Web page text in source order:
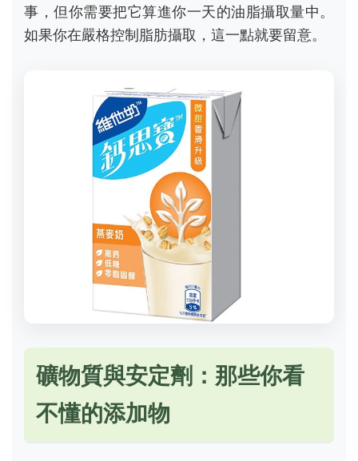
事，但你需要把它算進你一天的油脂攝取量中。
如果你在嚴格控制脂肪攝取，這一點就要留意。
礦物質與安定劑：那些你看
不懂的添加物